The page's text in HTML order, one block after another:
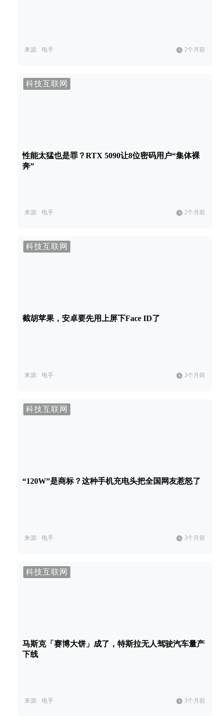
来源: 电手 2个月前
科技互联网
性能太猛也是罪？RTX 5090让8位密码用户“集体裸
奔”
来源: 电手 2个月前
科技互联网
截胡苹果，安卓要先用上屏下Face ID了
来源: 电手 3个月前
科技互联网
“120W”是商标？这种手机充电头把全国网友惹怒了
来源: 电手 3个月前
科技互联网
马斯克「赛博大饼」成了，特斯拉无人驾驶汽车量产
下线
来源: 电手 3个月前